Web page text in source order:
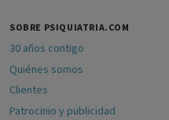
SOBRE PSIQUIATRIA.COM
30 años contigo
Quiénes somos
Clientes
Patrocinio y publicidad